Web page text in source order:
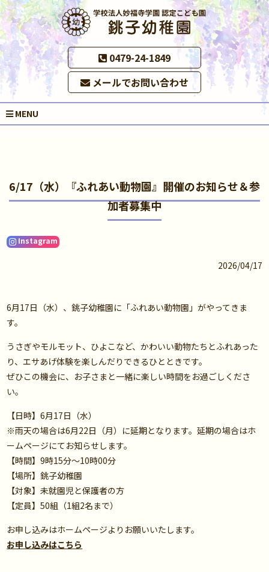
0479-24-1849
メールでお問い合わせ
MENU
6/17（水）『ふれあい動物園』開催のお知らせ＆参
加者募集中
Instagram
2026/04/17
6月17日（水）、銚子幼稚園に「ふれあい動物園」がやってきま
す。
うさぎやモルモット、ひよこなど、かわいい動物たちとふれあった
り、エサあげ体験を楽しんだりできるひとときです。
ぜひこの機会に、お子さまと一緒に楽しい時間をお過ごしくださ
い。
【日時】6月17日（水）
※雨天の場合は6月22日（月）に延期となります。延期の場合はホ
ームページにてお知らせします。
【時間】9時15分～10時00分
【場所】銚子幼稚園
【対象】未就園児と保護者の方
【定員】50組（1組2名まで）
お申し込みはホームページよりお願いいたします。
お申し込みはこちら